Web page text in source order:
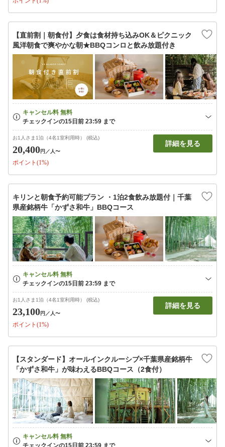
【直前割｜朝食付】夕食は食材持ち込みOK＆ピクニック
風洋朝食で爽やかな朝★BBQコンロと飲み放題付き
お1人さま1泊（4名1室利用時） (税込)
20,400円 ／人〜
ポイント(1%)
詳細を見る
キリンと朝食予約可能プラン ・1泊2食飲み放題付｜千葉
県産銘柄牛「かずさ和牛」BBQコース
お1人さま1泊（4名1室利用時） (税込)
23,100円 ／人〜
ポイント(1%)
詳細を見る
【スタンダード】オールインクルーシブ×千葉県産銘柄牛
「かずさ和牛」が味わえるBBQコース（2食付）